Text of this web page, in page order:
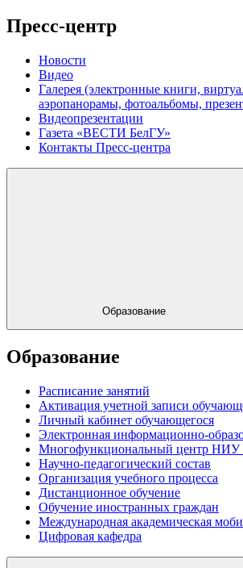
Пресс-центр
Новости
Видео
Галерея (электронные книги,
аэропанорамы, фотоальбомы,
Видеопрезентации
Газета «ВЕСТИ БелГУ»
Контакты Пресс-центра
Образование
Образование
Расписание занятий
Активация учетной записи
Личный кабинет обучающегося
Электронная информационно-
Многофункциональный центр НИУ
Научно-педагогический состав
Организация учебного процесса
Дистанционное обучение
Обучение иностранных граждан
Международная академическая
Цифровая кафедра